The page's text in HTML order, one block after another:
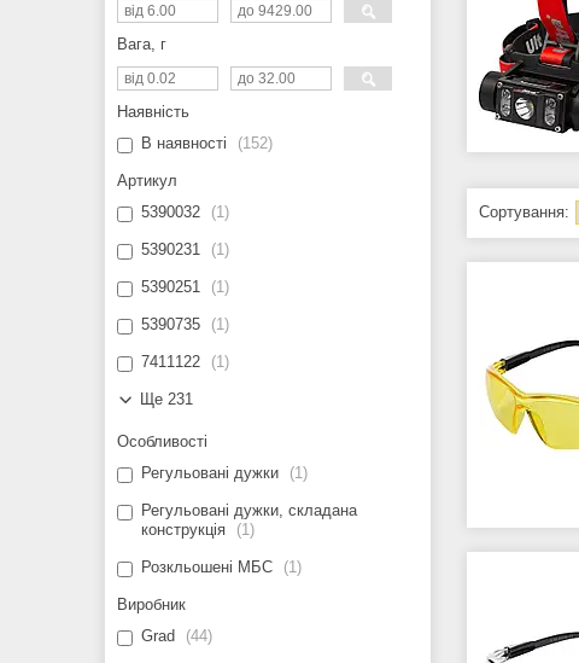
Вага, г
Наявність
В наявності
152
Артикул
5390032
1
5390231 1
5390251 1
5390735 1
7411122 1
Ще 231
Особливості
Регульовані дужки
1
Регульовані дужки, складана
конструкція
1
Розкльошені МБС 1
Виробник
Grad
44